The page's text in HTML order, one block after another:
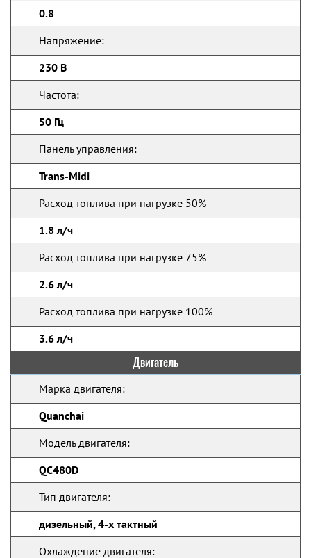
0.8
Напряжение:
230 В
Частота:
50 Гц
Панель управления:
Trans-Midi
Расход топлива при нагрузке 50%
1.8 л/ч
Расход топлива при нагрузке 75%
2.6 л/ч
Расход топлива при нагрузке 100%
3.6 л/ч
Двигатель
Марка двигателя:
Quanchai
Модель двигателя:
QC480D
Тип двигателя:
дизельный, 4-х тактный
Охлаждение двигателя: